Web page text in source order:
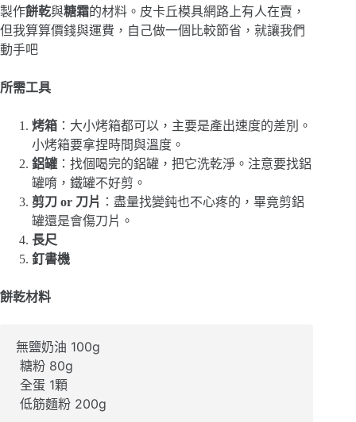
製作餅乾與糖霜的材料。皮卡丘模具網路上有人在賣，
但我算算價錢與運費，自己做一個比較節省，就讓我們
動手吧
所需工具
烤箱 ：大小烤箱都可以，主要是產出速度的差別。
小烤箱要拿捏時間與溫度。
鋁罐：找個喝完的鋁罐，把它洗乾淨。注意要找鋁
罐唷，鐵罐不好剪。
剪刀 or 刀片 ：盡量找變鈍也不心疼的，畢竟剪鋁
罐還是會傷刀片。
長尺
釘書機
餅乾材料
無鹽奶油 100g
糖粉 80g
全蛋 1顆
低筋麵粉 200g